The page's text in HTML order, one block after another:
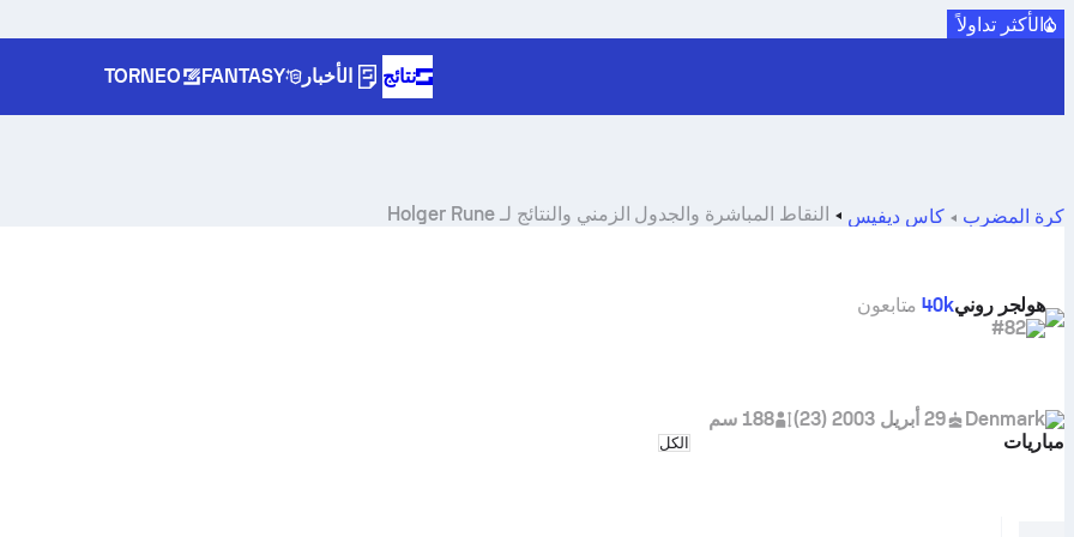
الأكثر تداولاً
نتائج الأخبار FANTASY
TORNEO
كرة المضرب كأس ديفيس النقاط المباشرة والجدول الزمني والنتائج لـ Holger Rune
هولجر روني40kمتابعون
#82
Denmark 29 أبريل 2003 (
23
)
188 سم
مباريات
Select match type
الكل